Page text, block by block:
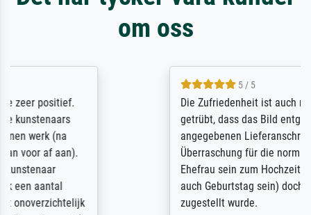
om oss
Die Zufriedenheit ist auch nicht dadurch
getrübt, dass das Bild entgegen einer
angegebenen Lieferanschrift (sollte eine
Überraschung für die normannische
Ehefrau sein zum Hochzeits- gleichzeitig
auch Geburtstag sein) doch nach zu Hause
zugestellt wurde.